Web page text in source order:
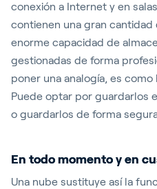
conexión a Internet y en
contienen una gran
enorme capacidad de
gestionadas de forma
poner una analogía, es como
Puede optar por guardarlos
o guardarlos de forma
En todo momento y en
Una nube sustituye así la